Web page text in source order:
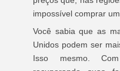
impossível comprar
Você sabia que as
Unidos podem ser
Isso mesmo.